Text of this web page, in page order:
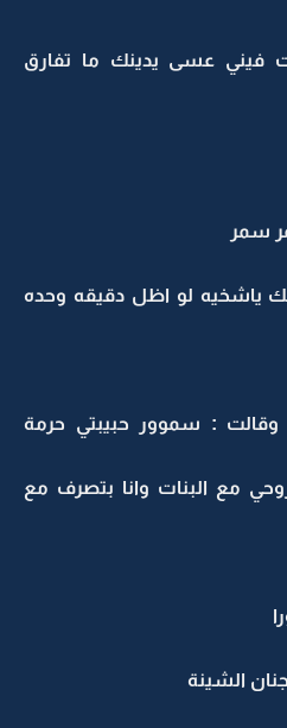
فيني عسى يدينك ما تفارق
سمر
ياشخيه لو اظل دقيقه وحده
وقالت : سموور حبيبتي حرمة
مع البنات وانا بتصرف مع
الشينة